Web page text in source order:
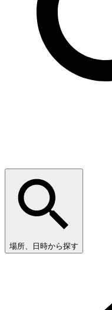
場所、日時から探す